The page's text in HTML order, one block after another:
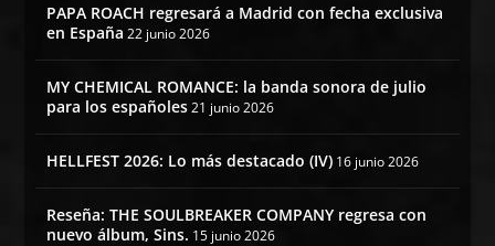
PAPA ROACH regresará a Madrid con fecha exclusiva
en España 22 junio 2026
MY CHEMICAL ROMANCE: la banda sonora de julio
para los españoles 21 junio 2026
HELLFEST 2026: Lo más destacado (IV) 16 junio 2026
Reseña: THE SOULBREAKER COMPANY regresa con
nuevo álbum, Sins. 15 junio 2026